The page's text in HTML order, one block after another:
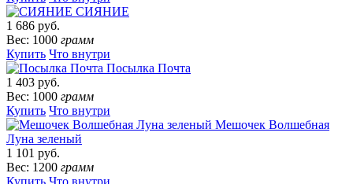
СИЯНИЕ
1 686 руб.
Вес: 1000 грамм
Купить Что внутри
Посылка Почта
1 403 руб.
Вес: 1000 грамм
Купить Что внутри
Мешочек Волшебная
Луна зеленый
1 101 руб.
Вес: 1200 грамм